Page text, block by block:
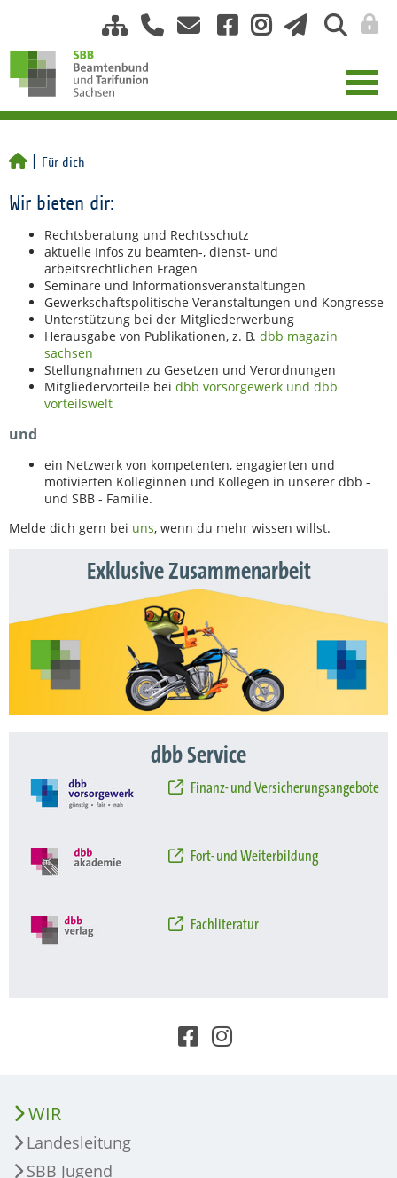
Für dich
Wir bieten dir:
Rechtsberatung und Rechtsschutz
aktuelle Infos zu beamten-, dienst- und
arbeitsrechtlichen Fragen
Seminare und Informationsveranstaltungen
Gewerkschaftspolitische Veranstaltungen und Kongresse
Unterstützung bei der Mitgliederwerbung
Herausgabe von Publikationen, z. B. dbb magazin
sachsen
Stellungnahmen zu Gesetzen und Verordnungen
Mitgliedervorteile bei dbb vorsorgewerk und dbb
vorteilswelt
und
ein Netzwerk von kompetenten, engagierten und
motivierten Kolleginnen und Kollegen in unserer dbb -
und SBB - Familie.
Melde dich gern bei uns, wenn du mehr wissen willst.
Exklusive Zusammenarbeit
dbb Service
Finanz- und Versicherungsangebote
Fort- und Weiterbildung
Fachliteratur
WIR
Landesleitung
SBB Jugend